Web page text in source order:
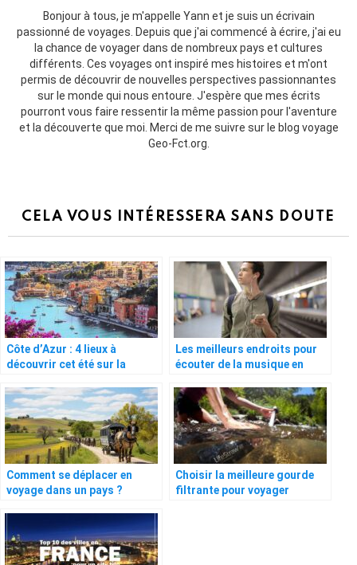
Bonjour à tous, je m'appelle Yann et je suis un écrivain
passionné de voyages. Depuis que j'ai commencé à écrire, j'ai eu
la chance de voyager dans de nombreux pays et cultures
différents. Ces voyages ont inspiré mes histoires et m'ont
permis de découvrir de nouvelles perspectives passionnantes
sur le monde qui nous entoure. J'espère que mes écrits
pourront vous faire ressentir la même passion pour l'aventure
et la découverte que moi. Merci de me suivre sur le blog voyage
Geo-Fct.org.
CELA VOUS INTÉRESSERA SANS DOUTE
Côte d’Azur : 4 lieux à
découvrir cet été sur la
Les meilleurs endroits pour
écouter de la musique en
Comment se déplacer en
voyage dans un pays ?
Choisir la meilleure gourde
filtrante pour voyager